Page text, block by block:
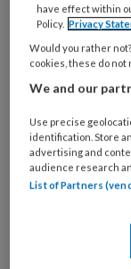
Kies
je
functie *
Bij
werk
je?
Untitled
Ontvang
have effect within
Policy. Privacy
Would you rather
cookies, these do not
We and our
Use precise
identification. Store
advertising and
audience research
List of Partners